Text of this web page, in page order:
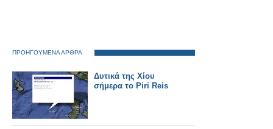
ΠΡΟΗΓΟΥΜΕΝΑ ΑΡΘΡΑ
Δυτικά της Χίου
σήμερα το Piri Reis